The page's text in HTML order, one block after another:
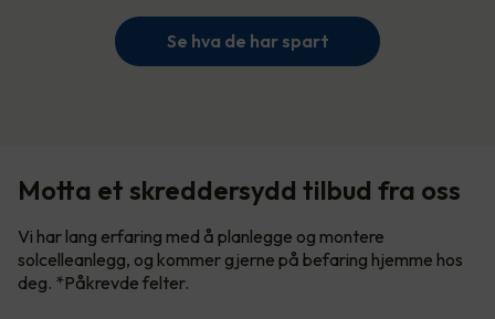
Se hva de har spart
Motta et skreddersydd tilbud fra oss
Vi har lang erfaring med å planlegge og montere
solcelleanlegg, og kommer gjerne på befaring hjemme hos
deg. *Påkrevde felter.